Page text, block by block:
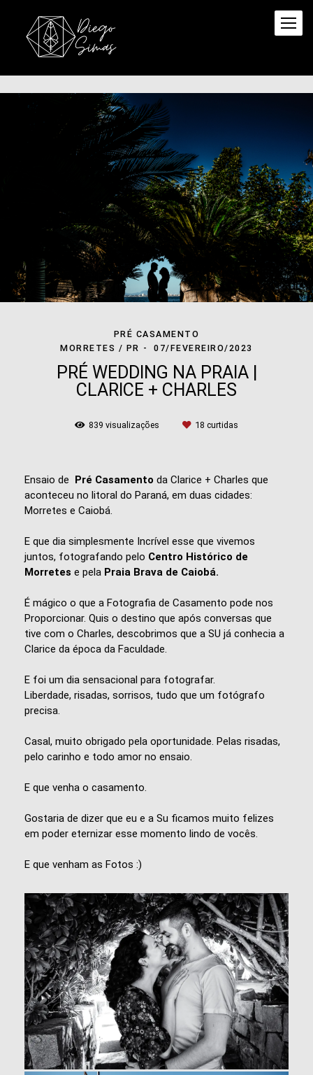
PRÉ CASAMENTO
MORRETES / PR
07/FEVEREIRO/2023
PRÉ WEDDING NA PRAIA |
CLARICE + CHARLES
839 visualizações 18 curtidas
Ensaio de Pré Casamento da Clarice + Charles que
aconteceu no litoral do Paraná, em duas cidades:
Morretes e Caiobá.
E que dia simplesmente Incrível esse que vivemos
juntos, fotografando pelo Centro Histórico de
Morretes e pela Praia Brava de Caiobá.
É mágico o que a Fotografia de Casamento pode nos
Proporcionar. Quis o destino que após conversas que
tive com o Charles, descobrimos que a SU já conhecia a
Clarice da época da Faculdade.
E foi um dia sensacional para fotografar.
Liberdade, risadas, sorrisos, tudo que um fotógrafo
precisa.
Casal, muito obrigado pela oportunidade. Pelas risadas,
pelo carinho e todo amor no ensaio.
E que venha o casamento.
Gostaria de dizer que eu e a Su ficamos muito felizes
em poder eternizar esse momento lindo de vocês.
E que venham as Fotos :)